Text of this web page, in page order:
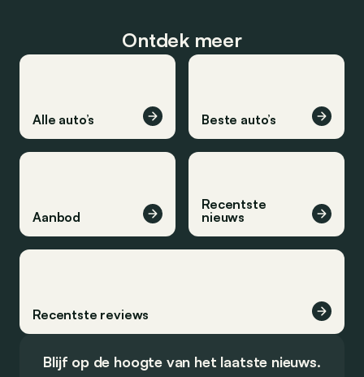
Ontdek meer
Alle auto’s Beste auto’s
Aanbod
Recentste
nieuws
Recentste reviews
Blijf op de hoogte van het laatste nieuws.